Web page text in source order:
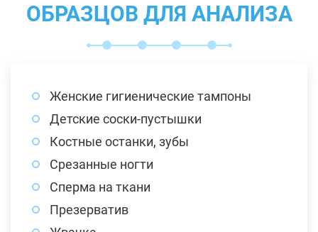
ОБРАЗЦОВ ДЛЯ АНАЛИЗА
Женские гигиенические тампоны
Детские соски-пустышки
Костные останки, зубы
Срезанные ногти
Сперма на ткани
Презерватив